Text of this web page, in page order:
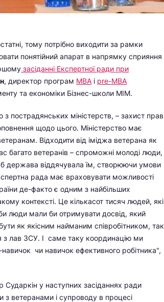
тому потрібно виходити за рамки
понятійний апарат в напрямку сприяння
засіданні Експертної ради при
, директор програм МВА і pre-МВА
та економіки Бізнес-школи МІМ.
з пострадянських міністерств, – захист прав
щодо цього. Міністерство має
Відходити від іміджа ветерана як
багато ветеранів – спроможні молоді люди,
б держава віддячувала їм, створюючи умови
рада має враховувати можливості
де-факто є одним з найбільших
контексті. Це кількасот тисяч людей, які
люди мали би отримувати досвід, який
як якісним найманим співробітником, так
з лав ЗСУ. І саме таку координацію ми
чи навичок ефективного робітника",
у наступних засіданнях ради
з ветеранами і супроводу в процесі